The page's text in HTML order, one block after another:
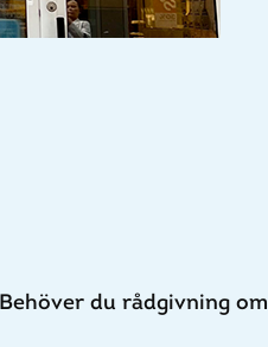
du rådgivning om